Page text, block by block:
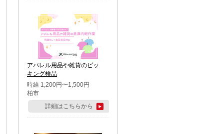
アパレル用品や雑貨のピッ
キング検品
時給 1,200円〜1,500円
柏市
詳細はこちらから